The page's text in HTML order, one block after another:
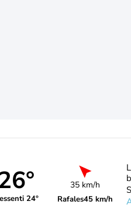
24°
35 km/h
Rafales45 km/h